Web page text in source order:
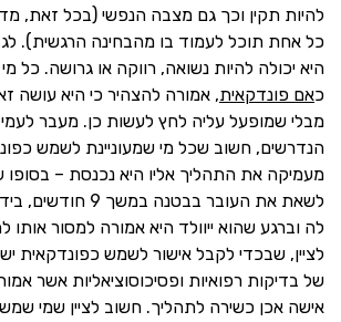
להיות תקין וכך גם מצבה הנפשי (בכל זאת,
כל אחת תוכל לעמוד בו מהבחינה הרגשית).
היא יכולה להיות נשואה, רווקה או גרושה. כל
כאם פונדקאית, אמורה להצהיר כי היא עושה
מבלי שמופעל עליה לחץ לעשות כן. מעבר
הנדרשים, חשוב שכל מי שמעוניינת לשמש
מעמיקה את התהליך אליו היא נכנסת – בסופו
לשאת את העובר בבטנה
לה וברגע שהוא ייוולד היא אמורה למסור אותו
לציין, שבכדי לקבל אישור לשמש כפונדקאית
של בדיקות רפואיות ופסיכוסוציאליות אשר
אישה אכן כשירה לתהליך. חשוב לציין שמי